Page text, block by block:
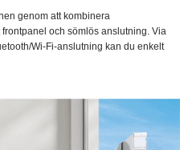
genom att kombinera
och sömlös anslutning. Via
Wi-Fi-anslutning kan du enkelt